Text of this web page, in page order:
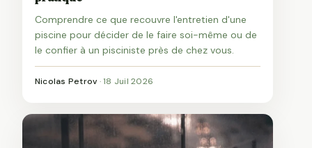
Comprendre ce que recouvre l'entretien d'une
piscine pour décider de le faire soi-même ou de
le confier à un pisciniste près de chez vous.
Nicolas Petrov ·18 Juil 2026